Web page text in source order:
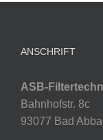
ANSCHRIFT
ASB-
Bahnhofstr. 8c
93077 Bad